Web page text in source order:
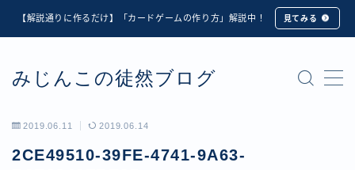
【解説通りに作るだけ】「カードゲームの作り方」解説中！ 見てみる
みじんこの徒然ブログ
★修正版★【Unity カードゲーム】オンライン対戦機能
グ報酬詳細
【ダイスバトルガールズ】EXECUTION CALL ―執行者
2019.06.11 2019.06.14
2CE49510-39FE-4741-9A63-